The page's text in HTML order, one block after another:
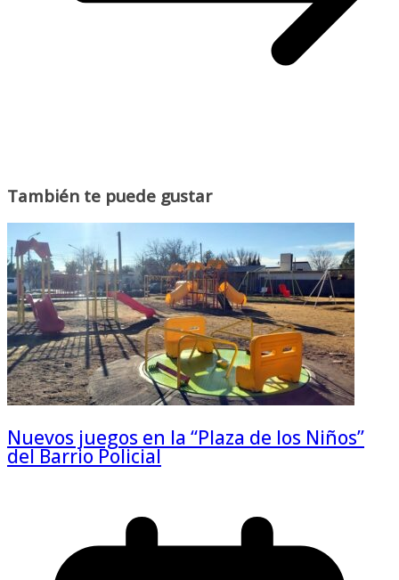
También te puede gustar
Nuevos juegos en la “Plaza de los Niños”
del Barrio Policial